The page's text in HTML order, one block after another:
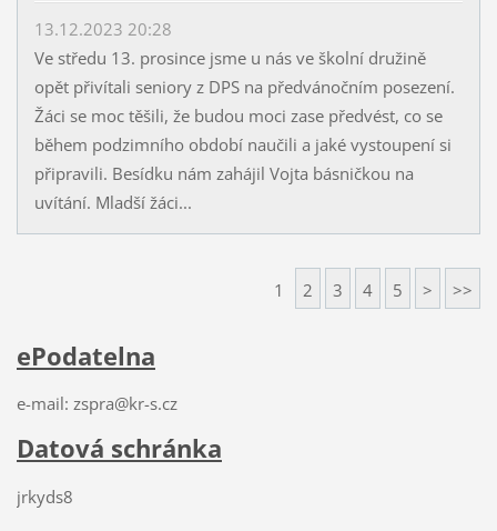
13.12.2023 20:28
Ve středu 13. prosince jsme u nás ve školní družině
opět přivítali seniory z DPS na předvánočním posezení.
Žáci se moc těšili, že budou moci zase předvést, co se
během podzimního období naučili a jaké vystoupení si
připravili. Besídku nám zahájil Vojta básničkou na
uvítání. Mladší žáci...
1 2 3 4 5 > >>
ePodatelna
e-mail: zspra@kr-s.cz
Datová schránka
jrkyds8